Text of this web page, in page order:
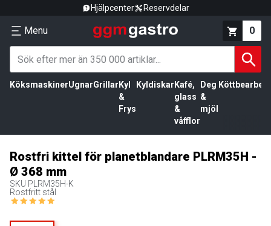
Hjälpcenter Reservdelar
Menu 0
KöksmaskinerUgnarGrillar Kyl
&
Frys
Kyldiskar Kafé,
glass
&
våfflor
Deg
&
mjöl
Rostfri kittel för planetblandare PLRM35H -
Ø 368 mm
SKU PLRM35H-K
Rostfritt stål